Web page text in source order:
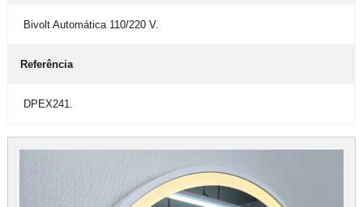
Bivolt Automática 110/220 V.
Referência
DPEX241.